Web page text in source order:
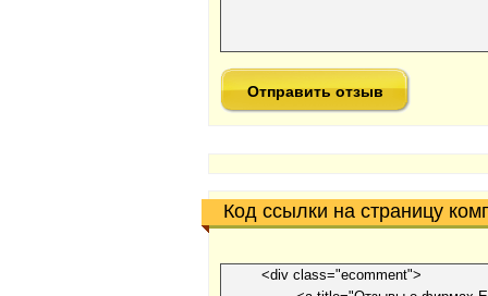
Код ссылки на страницу